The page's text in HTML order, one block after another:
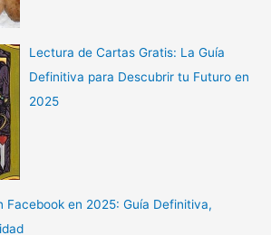
Lectura de Cartas Gratis: La Guía
Definitiva para Descubrir tu Futuro en
2025
Facebook en 2025: Guía Definitiva,